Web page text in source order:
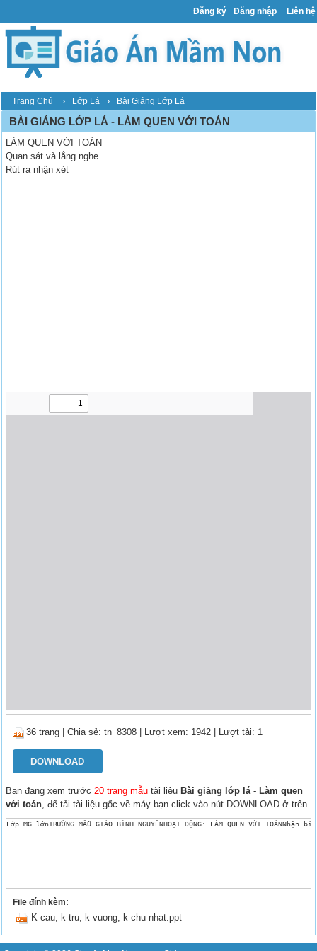
Đăng ký Đăng nhập Liên hệ
Trang Chủ › Lớp Lá › Bài Giảng Lớp Lá
BÀI GIẢNG LỚP LÁ - LÀM QUEN VỚI TOÁN
LÀM QUEN VỚI TOÁN
Quan sát và lắng nghe
Rút ra nhận xét
36 trang |Chia sẻ:tn_8308 | Lượt xem: 1942 | Lượt tải: 1
DOWNLOAD
Bạn đang xem trước20 trang mẫu tài liệu Bài giảng lớp lá - Làm quen
với toán, để tải tài liệu gốc về máy bạn click vào nút DOWNLOAD ở trên
File đính kèm:
K cau, k tru, k vuong, k chu nhat.ppt